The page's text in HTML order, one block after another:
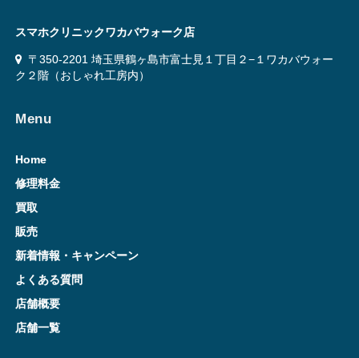
スマホクリニックワカバウォーク店
〒350-2201 埼玉県鶴ヶ島市富士見１丁目２−１ワカバウォー
ク２階（おしゃれ工房内）
Menu
Home
修理料金
買取
販売
新着情報・キャンペーン
よくある質問
店舗概要
店舗一覧